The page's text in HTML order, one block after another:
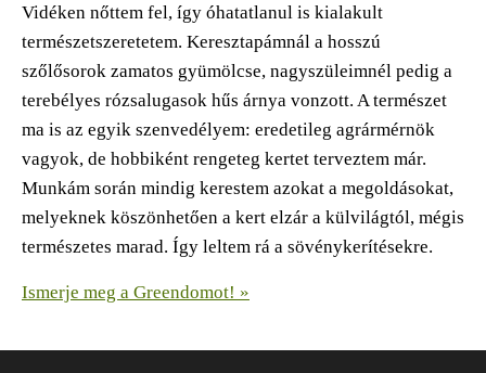
Vidéken nőttem fel, így óhatatlanul is kialakult
természetszeretetem. Keresztapámnál a hosszú
szőlősorok zamatos gyümölcse, nagyszüleimnél pedig a
terebélyes rózsalugasok hűs árnya vonzott. A természet
ma is az egyik szenvedélyem: eredetileg agrármérnök
vagyok, de hobbiként rengeteg kertet terveztem már.
Munkám során mindig kerestem azokat a megoldásokat,
melyeknek köszönhetően a kert elzár a külvilágtól, mégis
természetes marad. Így leltem rá a sövénykerítésekre.
Ismerje meg a Greendomot! »